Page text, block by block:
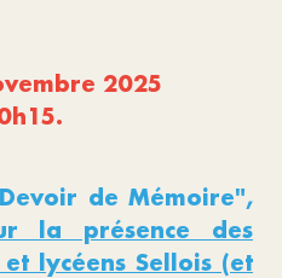
2025
de Mémoire",
la présence des
lycéens Sellois (et